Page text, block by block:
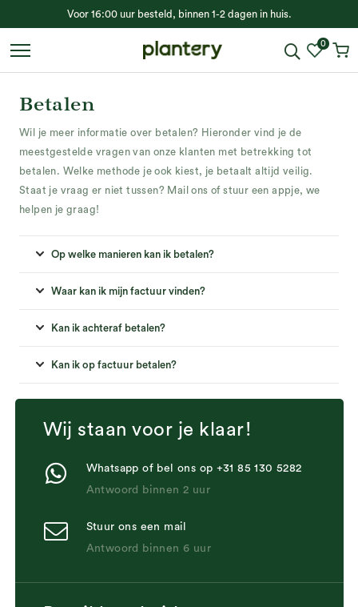
Voor 16:00 uur besteld, binnen 1-2 dagen in huis.
0
Betalen
Wil je meer informatie over betalen? Hieronder vind je de
meestgestelde vragen van onze klanten met betrekking tot
betalen. Welke methode je ook kiest, je betaalt altijd veilig.
Staat je vraag er niet tussen? Mail ons of stuur een appje, we
helpen je graag!
Op welke manieren kan ik betalen?
Waar kan ik mijn factuur vinden?
Kan ik achteraf betalen?
Kan ik op factuur betalen?
Wij staan voor je klaar!
Whatsapp of bel ons op +31 85 130 5282
Antwoord binnen 2 uur
Stuur ons een mail
Antwoord binnen 6 uur